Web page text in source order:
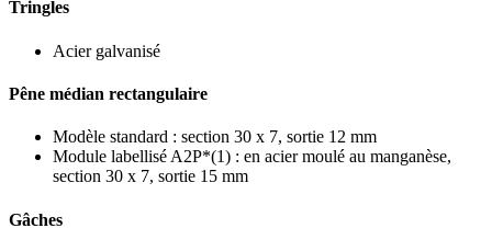
Tringles
Acier galvanisé
Pêne médian rectangulaire
Modèle standard : section 30 x 7, sortie 12 mm
Module labellisé A2P*(1) : en acier moulé au manganèse,
section 30 x 7, sortie 15 mm
Gâches